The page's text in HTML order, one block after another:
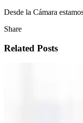
Desde la Cámara
Share
Related Posts